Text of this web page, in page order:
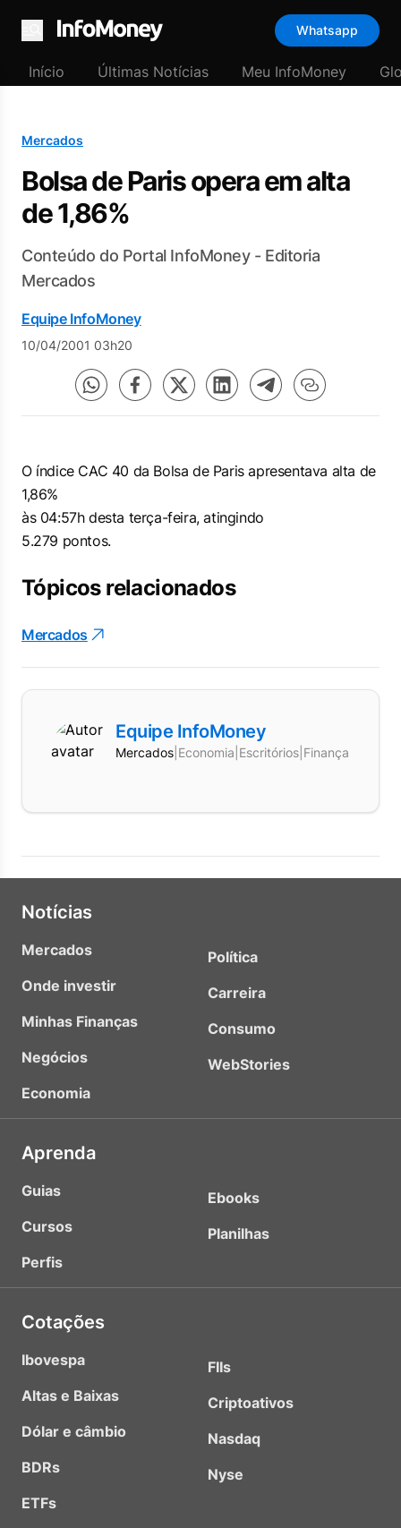
Menu
Whatsapp
Início Últimas Notícias Meu InfoMoney
Mercados
Bolsa de Paris opera em alta
de 1,86%
Conteúdo do Portal InfoMoney - Editoria
Mercados
Equipe InfoMoney
10/04/2001 03h20
O índice CAC 40 da Bolsa de Paris apresentava alta de
1,86%
às 04:57h desta terça-feira, atingindo
5.279 pontos.
Tópicos relacionados
Mercados
Equipe InfoMoney
Mercados Economia Escritórios Finanças
Notícias
Mercados
Onde investir
Minhas Finanças
Negócios
Economia
Política
Carreira
Consumo
WebStories
Aprenda
Guias
Cursos
Perfis
Ebooks
Planilhas
Cotações
Ibovespa
Altas e Baixas
Dólar e câmbio
BDRs
ETFs
FIIs
Criptoativos
Nasdaq
Nyse